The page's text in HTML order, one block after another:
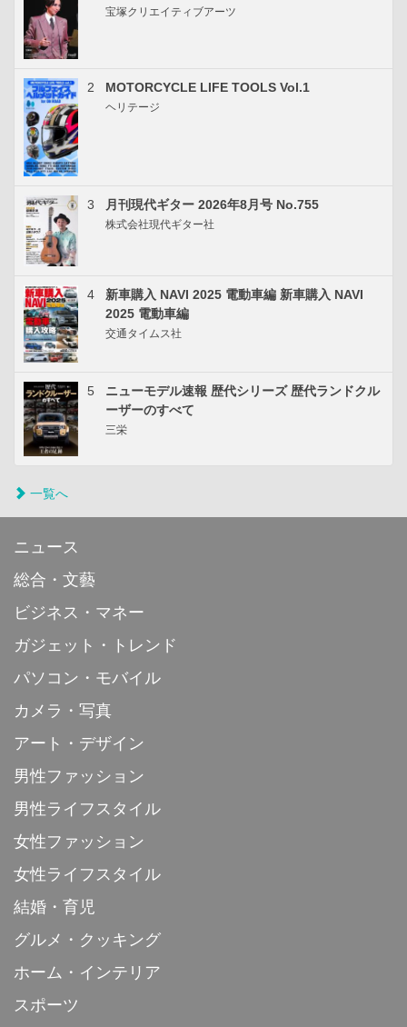
宝塚クリエイティブアーツ
2 MOTORCYCLE LIFE TOOLS Vol.1
ヘリテージ
3 月刊現代ギター 2026年8月号 No.755
株式会社現代ギター社
4
新車購入 NAVI 2025 電動車編 新車購入 NAVI
2025 電動車編
交通タイムス社
5
ニューモデル速報 歴代シリーズ 歴代ランドクル
ーザーのすべて
三栄
一覧へ
ニュース
総合・文藝
ビジネス・マネー
ガジェット・トレンド
パソコン・モバイル
カメラ・写真
アート・デザイン
男性ファッション
男性ライフスタイル
女性ファッション
女性ライフスタイル
結婚・育児
グルメ・クッキング
ホーム・インテリア
スポーツ